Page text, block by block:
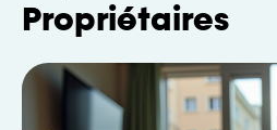
Propriétaires